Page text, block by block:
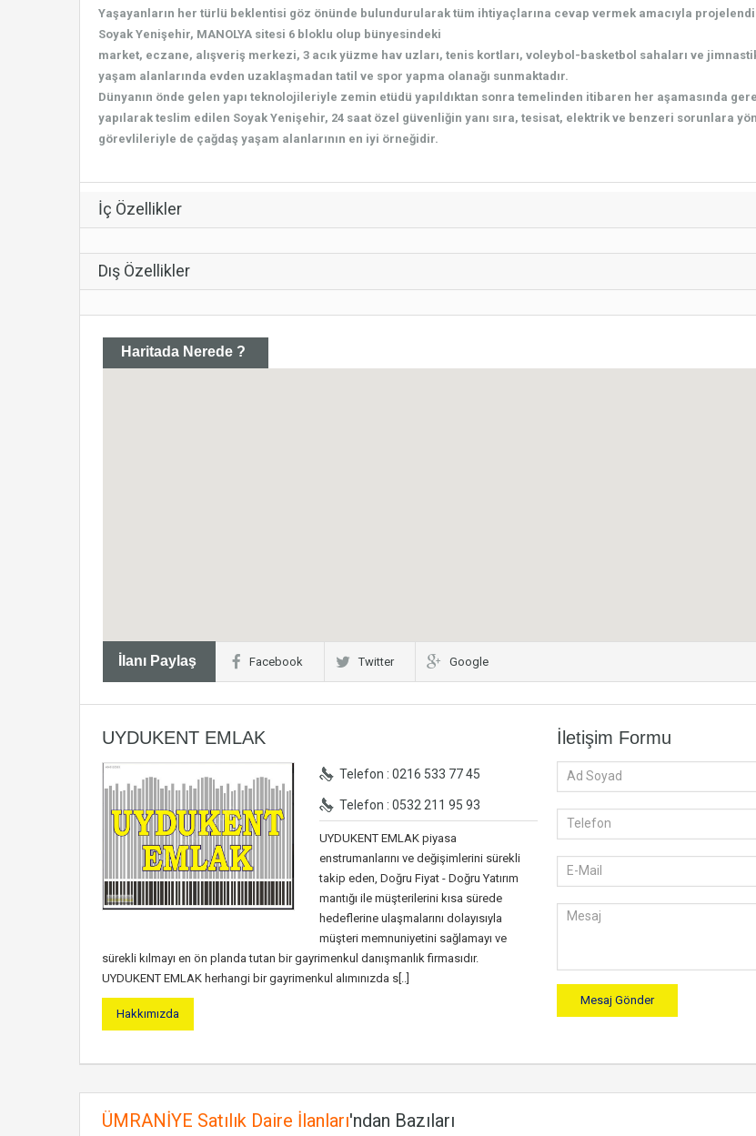
Yaşayanların her türlü beklentisi göz önünde bulundurularak tüm ihtiyaçlarına cevap vermek amacıyla
Soyak Yenişehir, MANOLYA sitesi 6 bloklu olup bünyesindeki
market, eczane, alışveriş merkezi, 3 acık yüzme hav uzları, tenis kortları, voleybol-basketbol sahaları ve
yaşam alanlarında evden uzaklaşmadan tatil ve spor yapma olanağı sunmaktadır.
Dünyanın önde gelen yapı teknolojileriyle zemin etüdü yapıldıktan sonra temelinden itibaren her aşamasında
yapılarak teslim edilen Soyak Yenişehir, 24 saat özel güvenliğin yanı sıra, tesisat, elektrik ve benzeri sorunlara
görevlileriyle de çağdaş yaşam alanlarının en iyi örneğidir.
İç Özellikler
Dış Özellikler
Haritada Nerede ?
İlanı Paylaş Facebook Twitter Google
UYDUKENT EMLAK
Telefon : 0216 533 77 45
Telefon : 0532 211 95 93
UYDUKENT EMLAK piyasa
enstrumanlarını ve değişimlerini sürekli
takip eden, Doğru Fiyat - Doğru Yatırım
mantığı ile müşterilerini kısa sürede
hedeflerine ulaşmalarını dolayısıyla
müşteri memnuniyetini sağlamayı ve
sürekli kılmayı en ön planda tutan bir gayrimenkul danışmanlık firmasıdır.
UYDUKENT EMLAK herhangi bir gayrimenkul alımınızda s[..]
Hakkımızda
İletişim Formu
ÜMRANİYE Satılık Daire İlanları'ndan Bazıları